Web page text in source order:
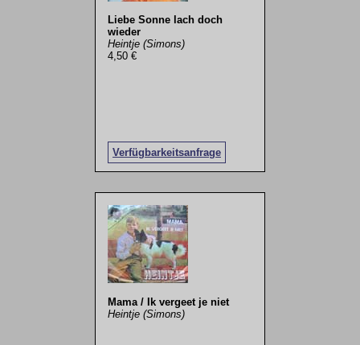
Liebe Sonne lach doch
wieder
Heintje (Simons)
4,50 €
Verfügbarkeitsanfrage
Mama / Ik vergeet je niet
Heintje (Simons)